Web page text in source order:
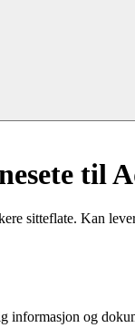
til
sitteflate. Kan
informasjon og